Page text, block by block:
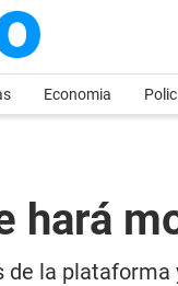
Economia
hará
la